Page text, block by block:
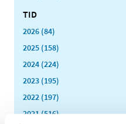
TID
2026 (84)
2025 (158)
2024 (224)
2023 (195)
2022 (197)
2021 (516)